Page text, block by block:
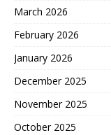
March 2026
February 2026
January 2026
December 2025
November 2025
October 2025